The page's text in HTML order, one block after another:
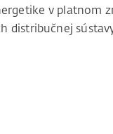
v platnom
distribučnej